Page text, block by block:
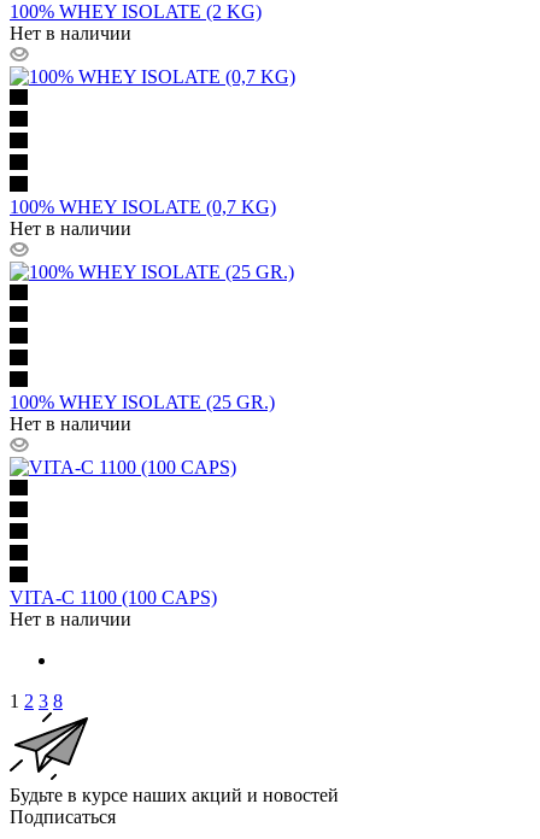
100% WHEY ISOLATE (2 KG)
Нет в наличии
100% WHEY ISOLATE (0,7 KG)
Нет в наличии
100% WHEY ISOLATE (25 GR.)
Нет в наличии
VITA-C 1100 (100 CAPS)
Нет в наличии
1 2 3 8
Будьте в курсе наших акций и новостей
Подписаться